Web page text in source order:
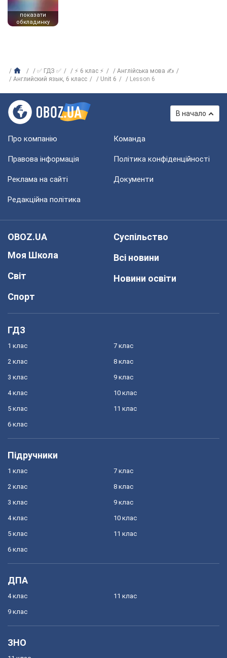
показати
обкладинку
✅ ГДЗ ✅ ⚡ 6 клас ⚡
Англійська мова ✍
Английский язык, 6 класс
Unit 6 Lesson 6
В начало
Про компанію Команда
Правова інформація Політика конфіденційності
Реклама на сайті Документи
Редакційна політика
OBOZ.UA
Моя Школа
Світ
Спорт
Суспільство
Всі новини
Новини освіти
ГДЗ
1 клас
2 клас
3 клас
4 клас
5 клас
6 клас
7 клас
8 клас
9 клас
10 клас
11 клас
Підручники
1 клас
2 клас
3 клас
4 клас
5 клас
6 клас
7 клас
8 клас
9 клас
10 клас
11 клас
ДПА
4 клас
9 клас
11 клас
ЗНО